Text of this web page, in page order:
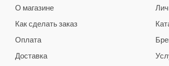
О магазине
Как сделать заказ
Оплата
Доставка